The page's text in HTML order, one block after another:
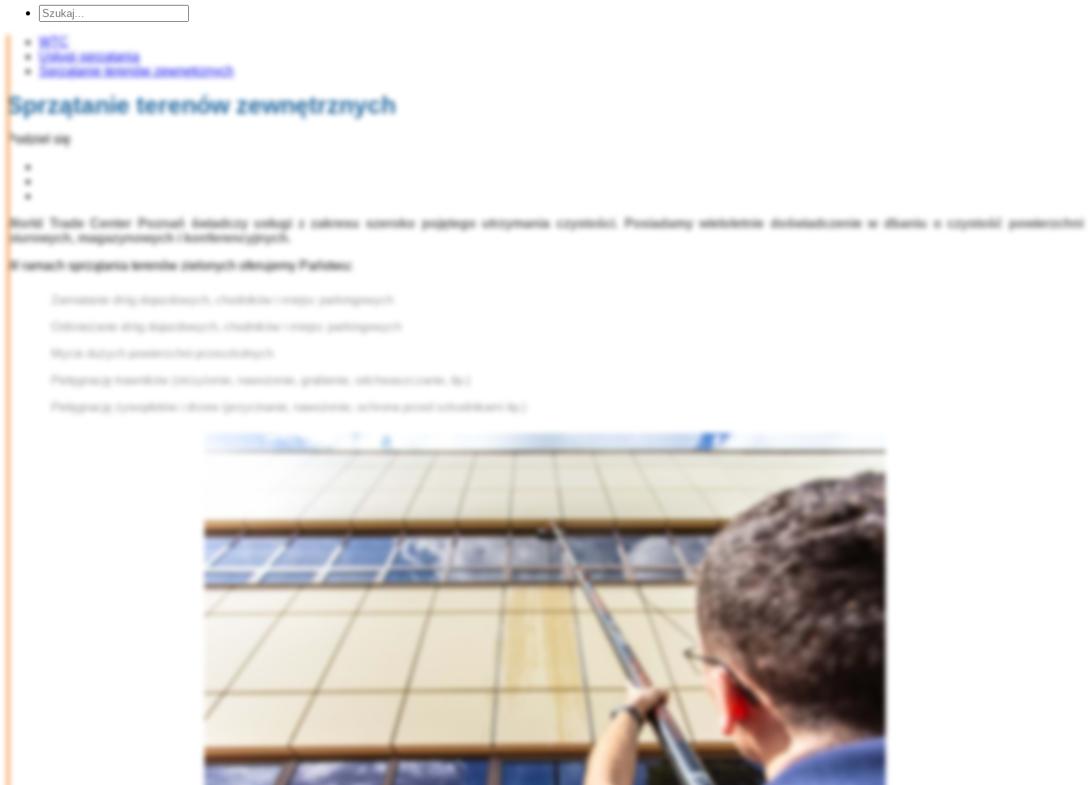
WTC
Usługi sprzątania
Sprzątanie terenów zewnętrznych
Sprzątanie terenów zewnętrznych
Podziel się
World Trade Center Poznań świadczy usługi z zakresu szeroko pojętego utrzymania czystości. Posiadamy wieloletnie doświadczenie w dbaniu o czystość powierzchni
biurowych, magazynowych i konferencyjnych.
W ramach sprzątania terenów zielonych oferujemy Państwu:
Zamiatanie dróg dojazdowych, chodników i miejsc parkingowych
Odśnieżanie dróg dojazdowych, chodników i miejsc parkingowych
Mycie dużych powierzchni przeszkolnych
Pielęgnację trawników (strzyżenie, nawożenie, grabienie, odchwaszczanie, itp.)
Pielęgnację żywopłotów i drzew (przycinanie, nawożenie, ochrona przed szkodnikami itp.)